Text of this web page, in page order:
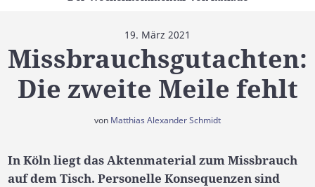
19. März 2021
Missbrauchsgutachten:
Die zweite Meile fehlt
von Matthias Alexander Schmidt
In Köln liegt das Aktenmaterial zum Missbrauch
auf dem Tisch. Personelle Konsequenzen sind